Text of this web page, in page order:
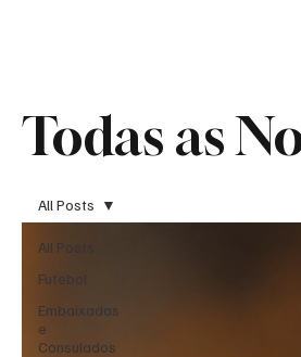
Todas as
All Posts
Futebol
Embaixadas
e
Consulados
All Posts